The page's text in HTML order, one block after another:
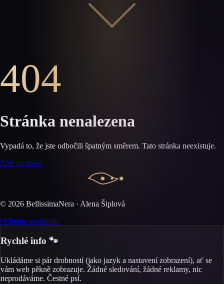
404
Stránka nenalezena
Vypadá to, že jste odbočili špatným směrem. Tato stránka neexistuje.
Zpět na úvod
© 2026 BellissimaNera · Alena Šiplová
Ochrana soukromí
Rychlé info 🐾
Ukládáme si pár drobností (jako jazyk a nastavení zobrazení), ať se
vám web pěkně zobrazuje. Žádné sledování, žádné reklamy, nic
neprodáváme. Čestné psí.